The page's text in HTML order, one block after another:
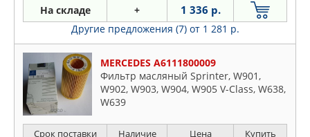
На складе + 1 336 р.
Другие предложения (7) от 1 281 р.
MERCEDES A6111800009
Фильтр масляный Sprinter, W901,
W902, W903, W904, W905 V-Class, W638,
W639
Срок поставки Наличие Цена Купить